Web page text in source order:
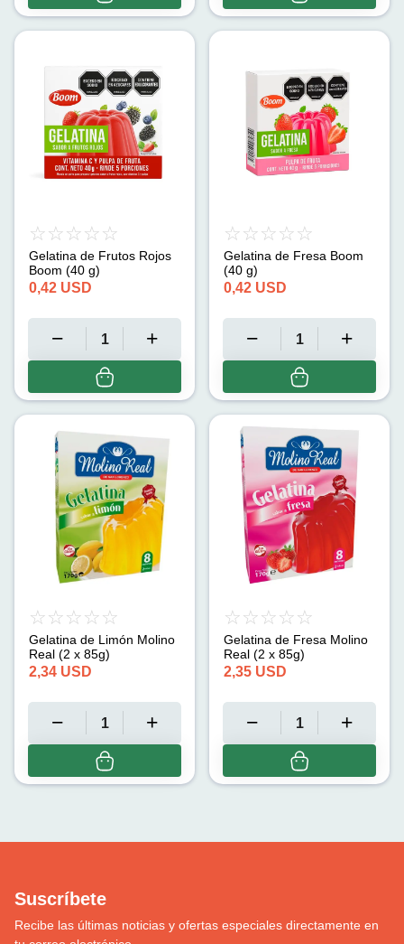
Gelatina de Frutos Rojos
Boom (40 g)
0,42 USD
Gelatina de Fresa Boom
(40 g)
0,42 USD
Gelatina de Limón Molino
Real (2 x 85g)
2,34 USD
Gelatina de Fresa Molino
Real (2 x 85g)
2,35 USD
Suscríbete
Recibe las últimas noticias y ofertas especiales directamente en